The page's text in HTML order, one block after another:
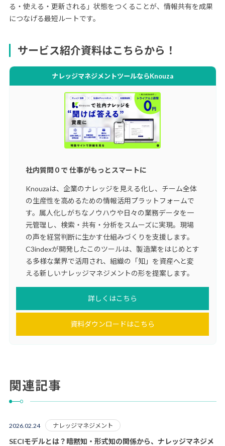
る・使える・更新される」状態をつくることが、情報共有を成果
につなげる最短ルートです。
サービス紹介資料はこちらから！
ナレッジマネジメントツールならKnouza
社内質問０で 仕事がもっとスマートに
Knouzaは、企業のナレッジを見える化し、チーム全体
の生産性を高めるための情報活用プラットフォームで
す。属人化しがちなノウハウや日々の業務データを一
元管理し、検索・共有・分析をスムーズに実現。現場
の声を経営判断に生かす仕組みづくりを支援します。
C3indexが開発したこのツールは、製造業をはじめとす
る多様な業界で活用され、組織の「知」を資産へと変
える新しいナレッジマネジメントの形を提案します。
詳しくはこちら
資料ダウンロードはこちら
関連記事
2026.02.24 ナレッジマネジメント
SECIモデルとは？暗黙知・形式知の関係から、ナレッジマネジメ